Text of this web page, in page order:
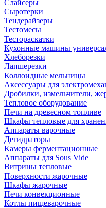
Слайсеры
Сыротерки
Тендерайзеры
Тестомесы
Тестораскатки
Кухонные машины
Хлеборезки
Лапшерезки
Коллоидные мельницы
Аксессуары для
Дробилки, измельчители,
Тепловое оборудование
Печи на древесном топливе
Шкафы тепловые для
Аппараты варочные
Дегидраторы
Камеры ферментационные
Аппараты для Sous Vide
Витрины тепловые
Поверхности жарочные
Шкафы жарочные
Печи конвекционные
Котлы пищеварочные